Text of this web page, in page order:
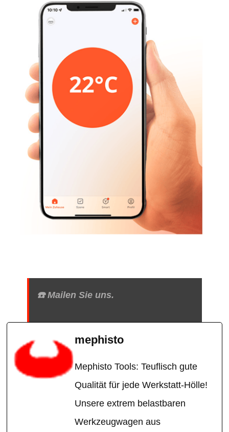
☎️ Mailen Sie uns.
mephisto
Mephisto Tools: Teuflisch gute
Qualität für jede Werkstatt-Hölle!
Unsere extrem belastbaren
Werkzeugwagen aus